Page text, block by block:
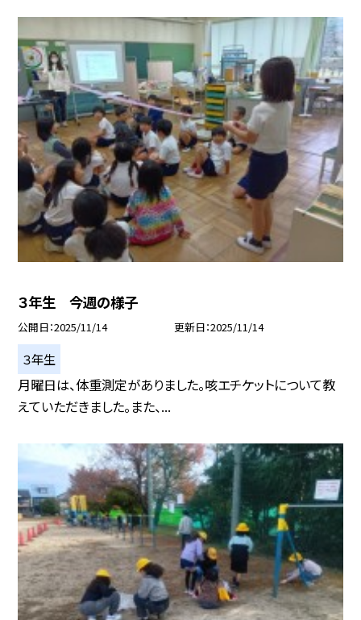
３年生 今週の様子
公開日 2025/11/14 更新日 2025/11/14
３年生
月曜日は、体重測定がありました。咳エチケットについて教
えていただきました。また、...